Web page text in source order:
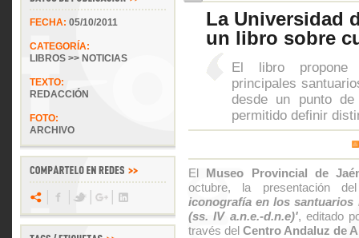
FECHA: 05/10/2011
CATEGORÍA:
LIBROS >> NOTICIAS
TEXTO:
REDACCIÓN
FOTO:
ARCHIVO
La Universidad
un libro sobre
El libro
principales
desde un punto
permitido definir
El Museo Provincial de
octubre, la presentación
iconografía en los
(ss. IV a.n.e.-d.n.e)', editado
través del Centro Andaluz de